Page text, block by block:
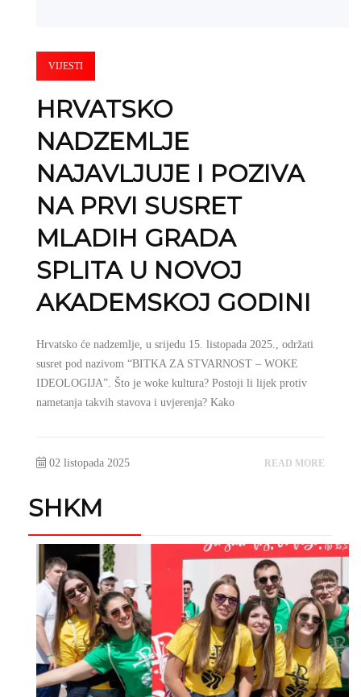
VIJESTI
HRVATSKO
NADZEMLJE
NAJAVLJUJE I POZIVA
NA PRVI SUSRET
MLADIH GRADA
SPLITA U NOVOJ
AKADEMSKOJ GODINI
Hrvatsko će nadzemlje, u srijedu 15. listopada 2025., održati
susret pod nazivom “BITKA ZA STVARNOST – WOKE
IDEOLOGIJA”. Što je woke kultura? Postoji li lijek protiv
nametanja takvih stavova i uvjerenja? Kako
02 listopada 2025 READ MORE
SHKM